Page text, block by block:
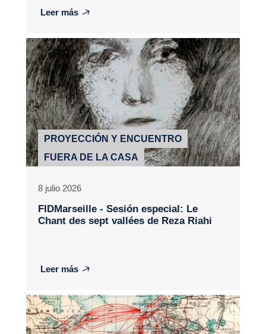
Leer más
PROYECCIÓN Y ENCUENTRO
FUERA DE LA CASA
8 julio 2026
FIDMarseille - Sesión especial: Le
Chant des sept vallées de Reza Riahi
Leer más